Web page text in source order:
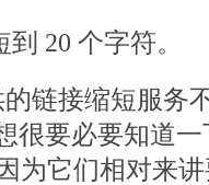
20 个字符。
链接缩短服务
很要必要知道
为它们相对来